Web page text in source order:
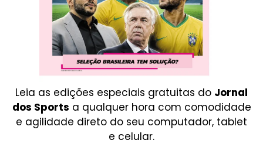
Leia as edições especiais gratuitas do Jornal
dos Sports a qualquer hora com comodidade
e agilidade direto do seu computador, tablet
e celular.